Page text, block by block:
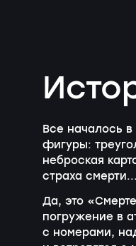
Все началось
фигуры:
неброская
страха смерти...
Да, это
погружение в
с номерами,